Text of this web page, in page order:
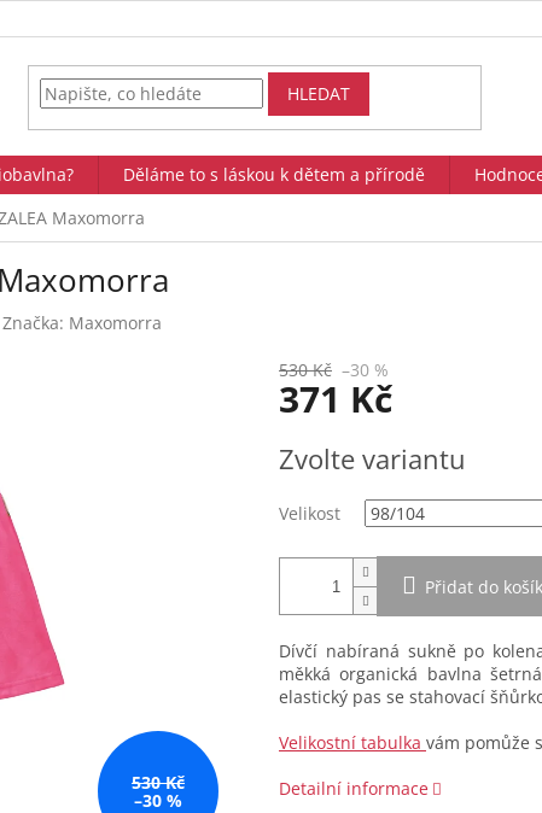
HLEDAT
Děláme to s láskou k dětem a přírodě
Maxomorra
Značka: Maxomorra
530 Kč
–30 %
530 Kč –30 %
371 Kč
cena:
Zvolte variantu
Velikost
Přidat do
Dívčí nabíraná sukně po
měkká organická bavlna
elastický pas se stahovací
Velikostní tabulka vám pomůže
Detailní informace